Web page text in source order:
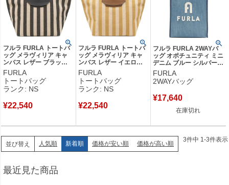
フルラ FURLA トートバ
ッグ メラヴィリア キャ
ンバス レザー ブラック×
ベージュ ゴールド金具
ストライプ 黒 新品 未使
用 WB00510 BX0635
【新品】
FURLA
トートバッグ
ランク: NS
¥22,540
フルラ FURLA トートバ
ッグ メラヴィリア キャ
ンバス レザー イエロー×
ベージュ ゴールド金具
ストライプ 黄 新品 未使
用 WB00510 BX0635
【新品】
FURLA
トートバッグ
ランク: NS
¥22,540
フルラ FURLA 2WAYバ
ッグ オポチュニティ ミニ
デニム ブルー シルバー金
具 OPPORTUNITY MINI
トート ショルダー 青
WB00831 【保存袋】
FURLA
2WAYバッグ
¥17,640
在庫切れ
並び替え 人気順 新着順 価格が安い順 価格が高い順
3件中 1 -3件表示
最近見た商品